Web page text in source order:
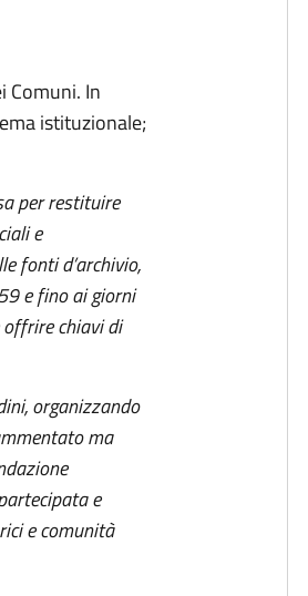
Comuni. In
istituzionale;
per restituire
e
fonti d’archivio,
e fino ai giorni
chiavi di
organizzando
ma
e
e comunità